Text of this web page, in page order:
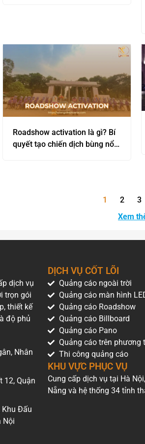
Roadshow activation là gì? Bí
quyết tạo chiến dịch bùng nổ
1 2 3
Xem
dịch vụ
trọn gói
thiết kế
độ phủ
Nhân
12, Quận
Khu Đấu
Nội
DỊCH VỤ CỐT LÕI
Quảng cáo ngoài trời
Quảng cáo màn hình
Quảng cáo Roadshow
Quảng cáo Billboard
Quảng cáo Pano
Quảng cáo trên phương
Thi công quảng cáo
KHU VỰC PHỤC VỤ
Cung cấp dịch vụ tại Hà
Nẵng và hệ thống 34 tỉnh